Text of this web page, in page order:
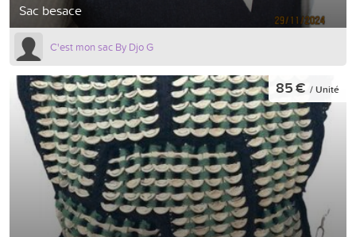
Sac besace
C'est mon sac By Djo G
85 € / Unité